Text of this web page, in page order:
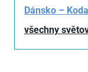
Dánsko –
všechny